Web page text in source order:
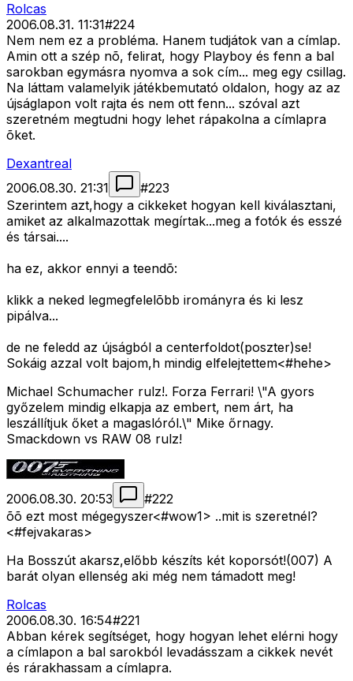
Rolcas
2006.08.31. 11:31#224
Nem nem ez a probléma. Hanem tudjátok van a címlap.
Amin ott a szép nõ, felirat, hogy Playboy és fenn a bal
sarokban egymásra nyomva a sok cím... meg egy csillag.
Na láttam valamelyik játékbemutató oldalon, hogy az az
újságlapon volt rajta és nem ott fenn... szóval azt
szeretném megtudni hogy lehet rápakolna a címlapra
õket.
Dexantreal
2006.08.30. 21:31
#223
Szerintem azt,hogy a cikkeket hogyan kell kiválasztani,
amiket az alkalmazottak megírtak...meg a fotók és esszé
és társai....
ha ez, akkor ennyi a teendõ:
klikk a neked legmegfelelõbb irományra és ki lesz
pipálva...
de ne feledd az újságból a centerfoldot(poszter)se!
Sokáig azzal volt bajom,h mindig elfelejtettem<#hehe>
Michael Schumacher rulz!. Forza Ferrari! \"A gyors
győzelem mindig elkapja az embert, nem árt, ha
leszállítjuk őket a magaslóról.\" Mike őrnagy.
Smackdown vs RAW 08 rulz!
2006.08.30. 20:53 #222
õõ ezt most mégegyszer<#wow1> ..mit is szeretnél?
<#fejvakaras>
Ha Bosszút akarsz,előbb készíts két koporsót!(007) A
barát olyan ellenség aki még nem támadott meg!
Rolcas
2006.08.30. 16:54#221
Abban kérek segítséget, hogy hogyan lehet elérni hogy
a címlapon a bal sarokból levadásszam a cikkek nevét
és rárakhassam a címlapra.